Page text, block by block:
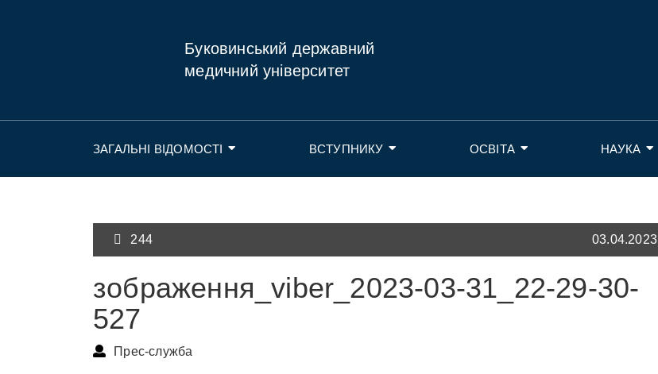
Буковинський державний
медичний університет
ЗАГАЛЬНІ ВІДОМОСТІ ВСТУПНИКУ ОСВІТА НАУКА
244 03.04.2023
зображення_viber_2023-03-31_22-29-30-
527
Прес-служба